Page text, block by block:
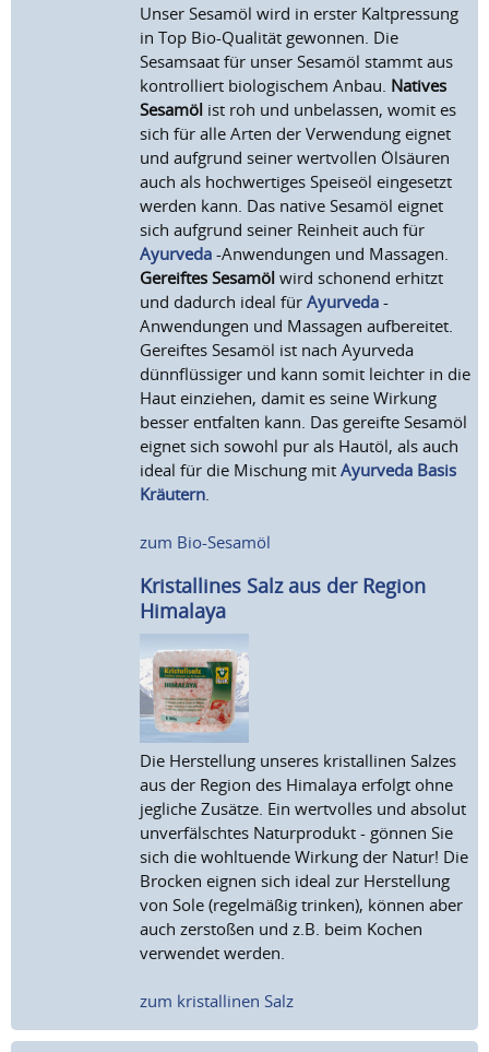
Unser Sesamöl wird in erster Kaltpressung
in Top Bio-Qualität gewonnen. Die
Sesamsaat für unser Sesamöl stammt aus
kontrolliert biologischem Anbau. Natives
Sesamöl ist roh und unbelassen, womit es
sich für alle Arten der Verwendung eignet
und aufgrund seiner wertvollen Ölsäuren
auch als hochwertiges Speiseöl eingesetzt
werden kann. Das native Sesamöl eignet
sich aufgrund seiner Reinheit auch für
Ayurveda -Anwendungen und Massagen.
Gereiftes Sesamöl wird schonend erhitzt
und dadurch ideal fürAyurveda -
Anwendungen und Massagen aufbereitet.
Gereiftes Sesamöl ist nach Ayurveda
dünnflüssiger und kann somit leichter in die
Haut einziehen, damit es seine Wirkung
besser entfalten kann. Das gereifte Sesamöl
eignet sich sowohl pur als Hautöl, als auch
ideal für die Mischung mitAyurveda Basis
Kräutern
zum Bio-Sesamöl
Kristallines Salz aus der Region
Himalaya
Die Herstellung unseres kristallinen Salzes
aus der Region des Himalaya erfolgt ohne
jegliche Zusätze. Ein wertvolles und absolut
unverfälschtes Naturprodukt - gönnen Sie
sich die wohltuende Wirkung der Natur! Die
Brocken eignen sich ideal zur Herstellung
von Sole (regelmäßig trinken), können aber
auch zerstoßen und z.B. beim Kochen
verwendet werden.
zum kristallinen Salz